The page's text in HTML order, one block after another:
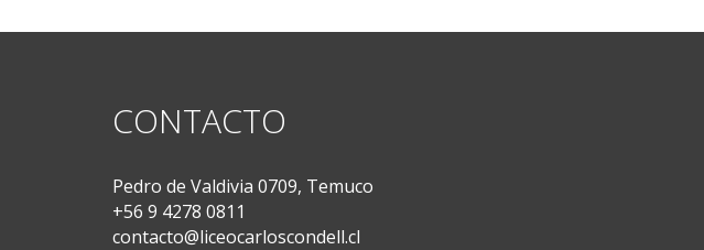
CONTACTO
Pedro de Valdivia 0709, Temuco
+56 9 4278 0811
contacto@liceocarloscondell.cl